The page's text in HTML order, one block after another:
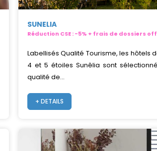
SUNELIA
Réduction CSE : -5% + frais de dossiers
Labellisés Qualité Tourisme, les hôtels
4 et 5 étoiles Sunêlia sont
qualité de...
+ DETAILS